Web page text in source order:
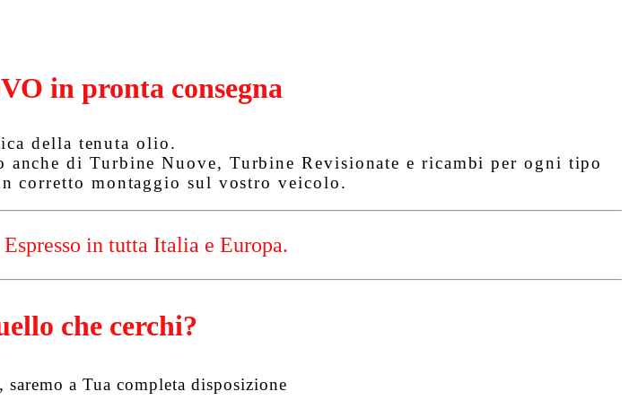
in pronta consegna
della tenuta olio.
anche di Turbine Nuove, Turbine Revisionate e ricambi per ogni tipo
corretto montaggio sul vostro veicolo.
in tutta Italia e Europa.
che cerchi?
a Tua completa disposizione